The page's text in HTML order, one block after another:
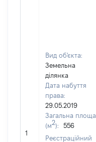
1
Вид об'єкта:
Земельна
ділянка
Дата набуття
права:
29.05.2019
Загальна площа
(м2):
556
Реєстраційний